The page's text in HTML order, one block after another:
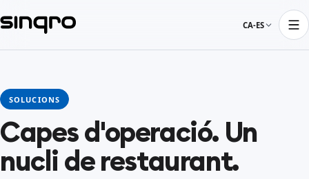
CA-ES
SOLUCIONS
Capes d'operació. Un
nucli de restaurant.